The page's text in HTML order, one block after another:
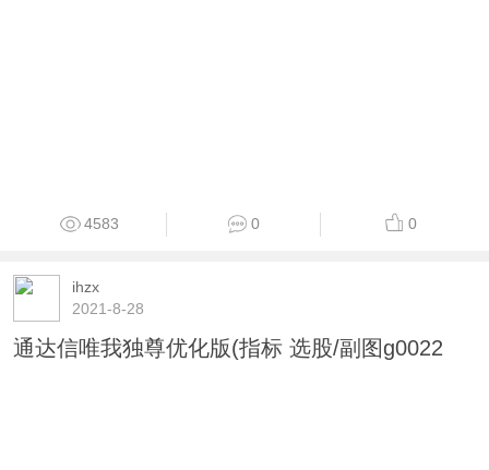
4583 0 0
ihzx
2021-8-28
通达信唯我独尊优化版(指标 选股/副图g0022